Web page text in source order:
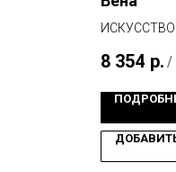
8 354 р. /